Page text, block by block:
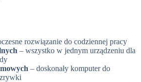
rozwiązanie do codziennej pracy
– wszystko w jednym urządzeniu dla
– doskonały komputer do